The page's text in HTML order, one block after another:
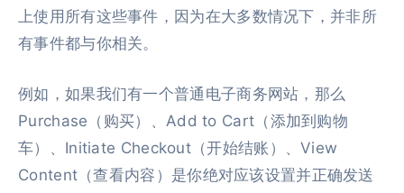
上使用所有这些事件，因为在大多数情况下，并非所
有事件都与你相关。
例如，如果我们有一个普通电子商务网站，那么
Purchase（购买）、Add to Cart（添加到购物
车）、Initiate Checkout（开始结账）、View
Content（查看内容）是你绝对应该设置并正确发送